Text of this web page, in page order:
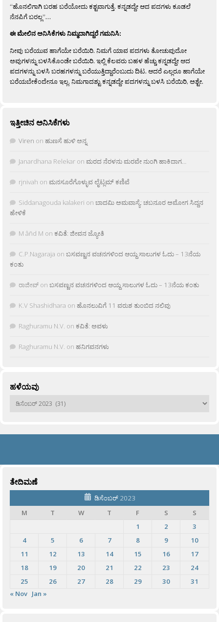
“ಹೊನಲಿಗಾಗಿ ಬರಹ ಬರೆಯೋದು ಕಶ್ಟವಾಗುತ್ತೆ. ಕನ್ನಡದ್ದೇ ಆದ ಪದಗಳು ಕೂಡಲೆ
ನೆನಪಿಗೆ ಬರಲ್ಲ”…
ಈ ಮೇಲಿನ ಅನಿಸಿಕೆಗಳು ನಿಮ್ಮದಾಗಿದ್ದರೆ ಗಮನಿಸಿ:
ನೀವು ಬರೆಯುವ ಹಾಗೆಯೇ ಬರೆಯಿರಿ. ನಿಮಗೆ ಯಾವ ಪದಗಳು ತೋಚುವುದೋ
ಅವುಗಳನ್ನು ಬಳಸಿಕೊಂಡೇ ಬರೆಯಿರಿ. ಇಲ್ಲಿ ಕೆಲವರು ಬಹಳ ಹೆಚ್ಚು ಕನ್ನಡದ್ದೇ ಆದ
ಪದಗಳನ್ನು ಬಳಸಿ ಬರಹಗಳನ್ನು ಬರೆಯುತ್ತಿದ್ದಾರೆಂಬುದು ದಿಟ. ಆದರೆ ಎಲ್ಲರೂ ಹಾಗೆಯೇ
ಬರೆಯಬೇಕೆಂದೇನೂ ಇಲ್ಲ. ನಿಮಗಾದಶ್ಟು ಕನ್ನಡದ್ದೇ ಪದಗಳನ್ನು ಬಳಸಿ ಬರೆಯಿರಿ, ಅಶ್ಟೇ.
ಇತ್ತೀಚಿನ ಅನಿಸಿಕೆಗಳು
Viren on ಹುಣಸೆ ಹುಳಿ ಅನ್ನ
Janardhana Relekar on ಮರದ ನೆರಳನು ಮರವೇ ನುಂಗಿ ಹಾಕಿದಾಗ…
rjnivah on ಮನಸೂರೆಗೊಳ್ಳುವ ಲೈಟ್ಲಮ್ ಕಣಿವೆ
Siddanagouda kalakeri on ಬಾದಮಿ ಅಮವಾಸ್ಯೆ: ಚಬನೂರ ಅಮೋಗ ಸಿದ್ದನ
ಹೇಳಿಕೆ
M âñd M on ಕವಿತೆ: ಜೀವನ ಜ್ಯೋತಿ
C.P.Nagaraja on ಬಸವಣ್ಣನ ವಚನಗಳಿಂದ ಆಯ್ದ ಸಾಲುಗಳ ಓದು – 13ನೆಯ
ಕಂತು
ರಾಜೀವ್ on ಬಸವಣ್ಣನ ವಚನಗಳಿಂದ ಆಯ್ದ ಸಾಲುಗಳ ಓದು – 13ನೆಯ ಕಂತು
K.V Shashidhara on ಹೊನಲುವಿಗೆ 11 ವರುಶ ತುಂಬಿದ ನಲಿವು
Raghuramu N.V. on ಕವಿತೆ: ಅವಳು
Raghuramu N.V. on ಹನಿಗವನಗಳು
ಹಳೆಯವು
ಹಳೆಯವು
ತೇದಿಮಣೆ
ಡಿಸೆಂಬರ್ 2023
M
T W T F S
S
1
2
3
4
5 6 7 8 9
10
11
12 13 14 15 16
17
18
19 20 21 22 23
24
25
26 27 28 29 30
31
« Nov Jan »